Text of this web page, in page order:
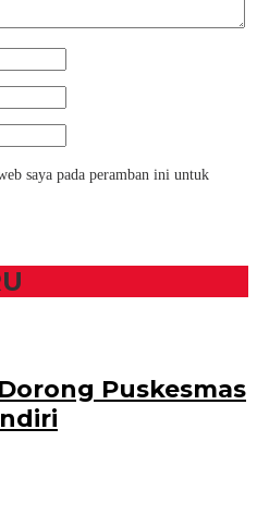
saya pada peramban ini untuk
Puskesmas